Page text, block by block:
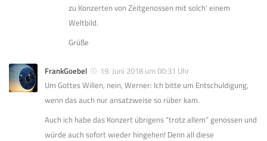
zu Konzerten von Zeitgenossen mit solch’ einem
Weltbild.
Grüße
FrankGoebel
19. Juni 2018 um 00:31 Uhr
Um Gottes Willen, nein, Werner: Ich bitte um Entschuldigung,
wenn das auch nur ansatzweise so rüber kam.
Auch ich habe das Konzert übrigens “trotz allem” genossen und
würde auch sofort wieder hingehen! Denn all diese